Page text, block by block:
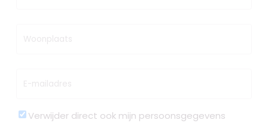
Woonplaats
E-mailadres
Verwijder direct ook mijn persoonsgegevens